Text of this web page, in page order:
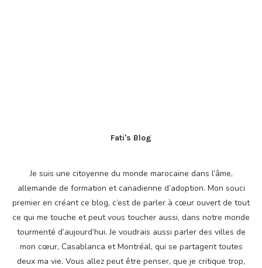
Fati's Blog
Je suis une citoyenne du monde marocaine dans l’âme,
allemande de formation et canadienne d’adoption. Mon souci
premier en créant ce blog, c’est de parler à cœur ouvert de tout
ce qui me touche et peut vous toucher aussi, dans notre monde
tourmenté d’aujourd’hui. Je voudrais aussi parler des villes de
mon cœur, Casablanca et Montréal, qui se partagent toutes
deux ma vie. Vous allez peut être penser, que je critique trop,